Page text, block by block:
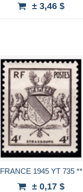
± 3,46 $
FRANCE 1945 YT 735 **
± 0,17 $